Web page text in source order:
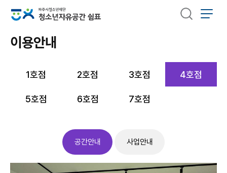
이용안내
1호점 2호점 3호점 4호점
5호점 6호점 7호점
공간안내 사업안내